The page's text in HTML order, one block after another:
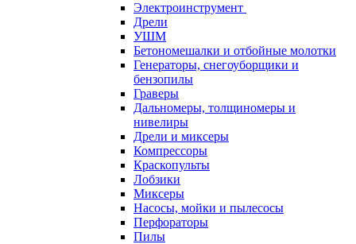
Электроинструмент
Дрели
УШМ
Бетономешалки и отбойные молотки
Генераторы, снегоуборщики и
бензопилы
Граверы
Дальномеры, толщиномеры и
нивелиры
Дрели и миксеры
Компрессоры
Краскопульты
Лобзики
Миксеры
Насосы, мойки и пылесосы
Перфораторы
Пилы